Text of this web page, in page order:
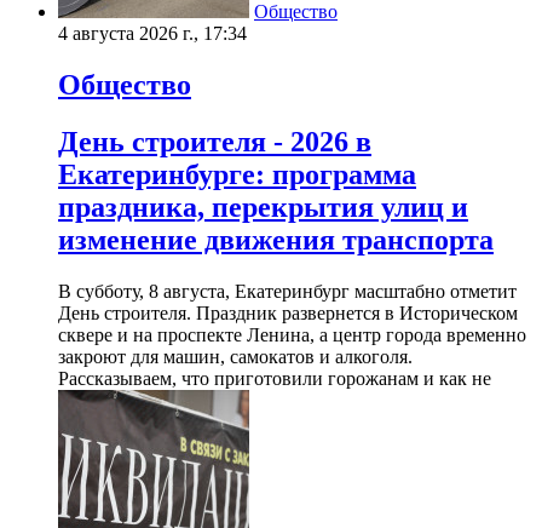
Общество
4 августа 2026 г., 17:34
Общество
День строителя - 2026 в
Екатеринбурге: программа
праздника, перекрытия улиц и
изменение движения транспорта
В субботу, 8 августа, Екатеринбург масштабно отметит
День строителя. Праздник развернется в Историческом
сквере и на проспекте Ленина, а центр города временно
закроют для машин, самокатов и алкоголя.
Рассказываем, что приготовили горожанам и как не